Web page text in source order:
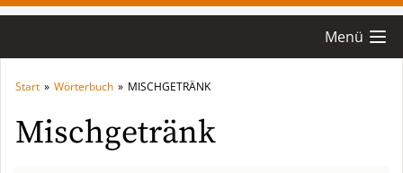
Menü
Start » Wörterbuch » MISCHGETRÄNK
Mischgetränk